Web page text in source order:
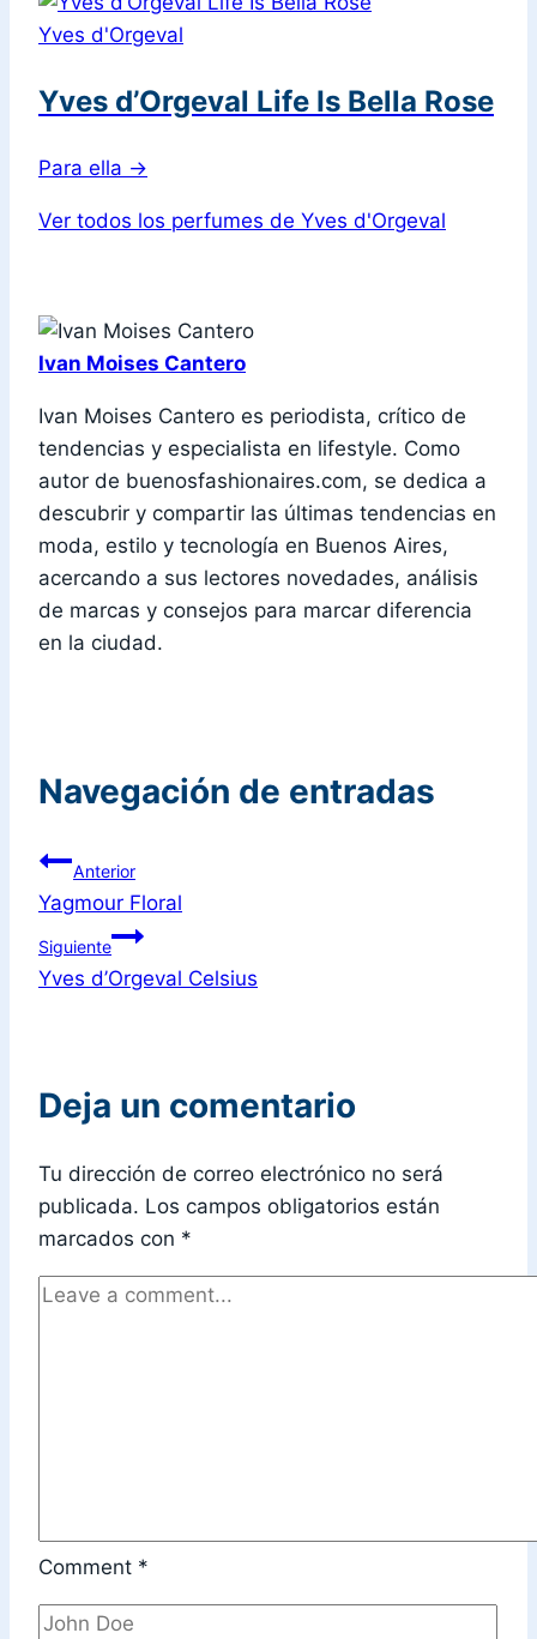
Yves d'Orgeval
Yves d’Orgeval Life Is Bella Rose
Para ella →
Ver todos los perfumes de Yves d'Orgeval
Ivan Moises Cantero
Ivan Moises Cantero es periodista, crítico de
tendencias y especialista en lifestyle. Como
autor de buenosfashionaires.com, se dedica a
descubrir y compartir las últimas tendencias en
moda, estilo y tecnología en Buenos Aires,
acercando a sus lectores novedades, análisis
de marcas y consejos para marcar diferencia
en la ciudad.
Navegación de entradas
Anterior
Yagmour Floral
Siguiente
Yves d’Orgeval Celsius
Deja un comentario
Tu dirección de correo electrónico no será
publicada. Los campos obligatorios están
marcados con *
Comment *